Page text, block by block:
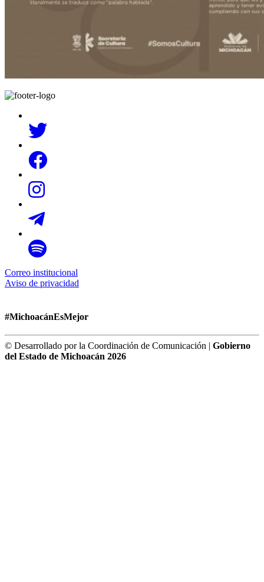
Correo institucional
Aviso de privacidad
#MichoacánEsMejor
© Desarrollado por la Coordinación de Comunicación | Gobierno
del Estado de Michoacán 2026